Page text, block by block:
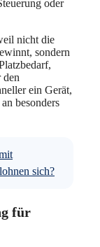
oder
nicht die
sondern
ein Gerät,
besonders
sich?
für